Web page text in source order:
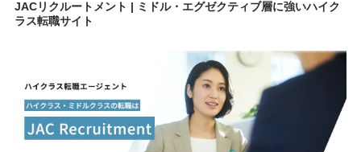
JACリクルートメント | ミドル・エグゼクティブ層に強いハイク
ラス転職サイト